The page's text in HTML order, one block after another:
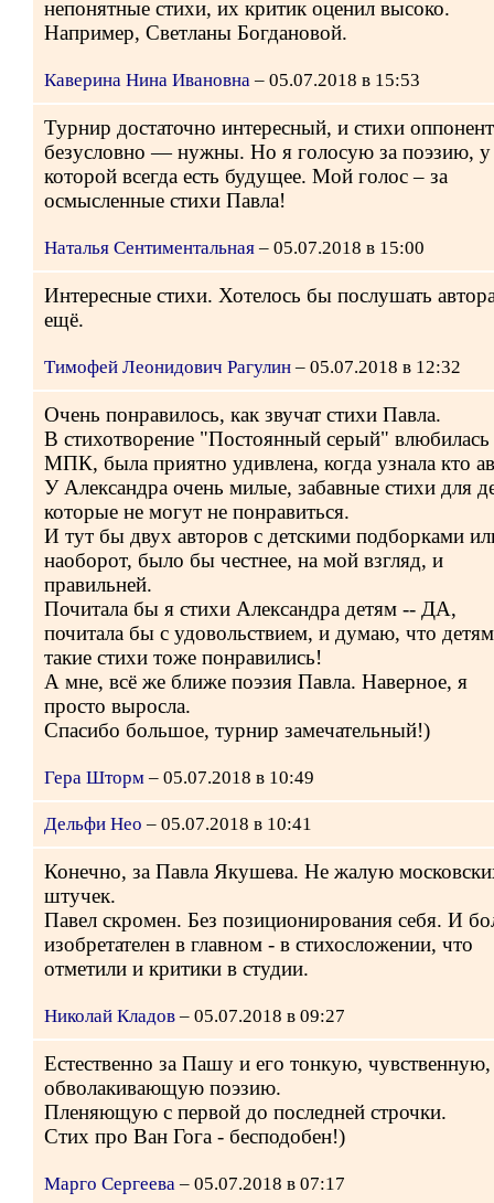
непонятные стихи, их критик оценил высоко.
Например, Светланы Богдановой.
Каверина Нина Ивановна – 05.07.2018 в 15:53
Турнир достаточно интересный, и стихи
безусловно — нужны. Но я голосую за поэзию, у
которой всегда есть будущее. Мой голос – за
осмысленные стихи Павла!
Наталья Сентиментальная – 05.07.2018 в 15:00
Интересные стихи. Хотелось бы послушать
ещё.
Тимофей Леонидович Рагулин – 05.07.2018 в 12:32
Очень понравилось, как звучат стихи Павла.
В стихотворение "Постоянный серый" влюбилась
МПК, была приятно удивлена, когда узнала кто
У Александра очень милые, забавные стихи для
которые не могут не понравиться.
И тут бы двух авторов с детскими подборками
наоборот, было бы честнее, на мой взгляд, и
правильней.
Почитала бы я стихи Александра детям -- ДА,
почитала бы с удовольствием, и думаю, что
такие стихи тоже понравились!
А мне, всё же ближе поэзия Павла. Наверное, я
просто выросла.
Спасибо большое, турнир замечательный!)
Гера Шторм – 05.07.2018 в 10:49
Дельфи Нео – 05.07.2018 в 10:41
Конечно, за Павла Якушева. Не жалую
штучек.
Павел скромен. Без позиционирования себя. И
изобретателен в главном - в стихосложении, что
отметили и критики в студии.
Николай Кладов – 05.07.2018 в 09:27
Естественно за Пашу и его тонкую, чувственную,
обволакивающую поэзию.
Пленяющую с первой до последней строчки.
Стих про Ван Гога - бесподобен!)
Марго Сергеева – 05.07.2018 в 07:17